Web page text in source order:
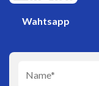
Wahtsapp